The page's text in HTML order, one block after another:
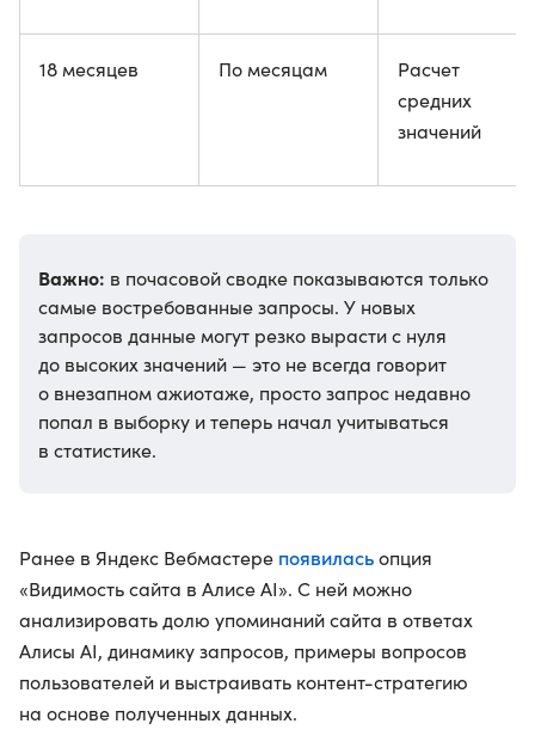
18 месяцев По месяцам
Расчет
средних
значений
Важно: в почасовой сводке показываются только
самые востребованные запросы. У новых
запросов данные могут резко вырасти с нуля
до высоких значений — это не всегда говорит
о внезапном ажиотаже, просто запрос недавно
попал в выборку и теперь начал учитываться
в статистике.
Ранее в Яндекс Вебмастере появиласьопция
«Видимость сайта в Алисе AI». С ней можно
анализировать долю упоминаний сайта в ответах
Алисы AI, динамику запросов, примеры вопросов
пользователей и выстраивать контент-стратегию
на основе полученных данных.